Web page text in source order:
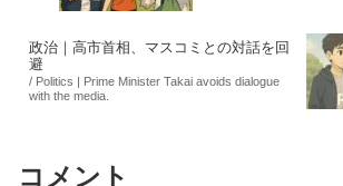
政治｜高市首相、マスコミとの対話を回
避
/ Politics | Prime Minister Takai avoids dialogue
with the media.
コメント